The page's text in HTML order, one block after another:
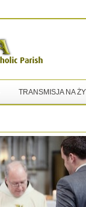
TRANSMISJA NA